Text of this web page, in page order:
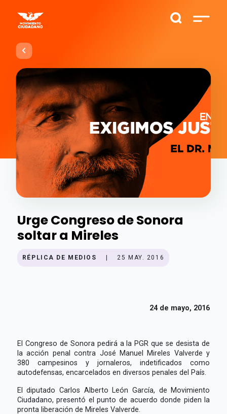
Urge Congreso de Sonora
soltar a Mireles
RÉPLICA DE MEDIOS 25 MAY. 2016
24 de mayo, 2016
El Congreso de Sonora pedirá a la PGR que se desista de
la acción penal contra José Manuel Mireles Valverde y
380 campesinos y jornaleros, indetificados como
autodefensas, encarcelados en diversos penales del País.
El diputado Carlos Alberto León García, de Movimiento
Ciudadano, presentó el punto de acuerdo donde piden la
pronta liberación de Mireles Valverde.